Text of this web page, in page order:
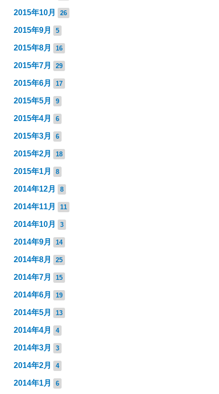
2015年10月 26
2015年9月 5
2015年8月 16
2015年7月 29
2015年6月 17
2015年5月 9
2015年4月 6
2015年3月 6
2015年2月 18
2015年1月 8
2014年12月 8
2014年11月 11
2014年10月 3
2014年9月 14
2014年8月 25
2014年7月 15
2014年6月 19
2014年5月 13
2014年4月 4
2014年3月 3
2014年2月 4
2014年1月 6